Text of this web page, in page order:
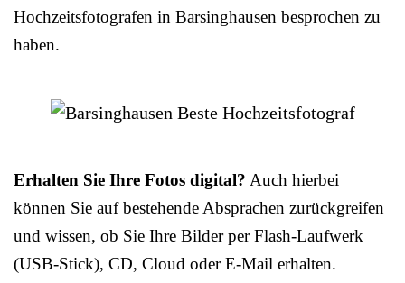
Hochzeitsfotografen in Barsinghausen besprochen zu
haben.
Erhalten Sie Ihre Fotos digital? Auch hierbei
können Sie auf bestehende Absprachen zurückgreifen
und wissen, ob Sie Ihre Bilder per Flash-Laufwerk
(USB-Stick), CD, Cloud oder E-Mail erhalten.